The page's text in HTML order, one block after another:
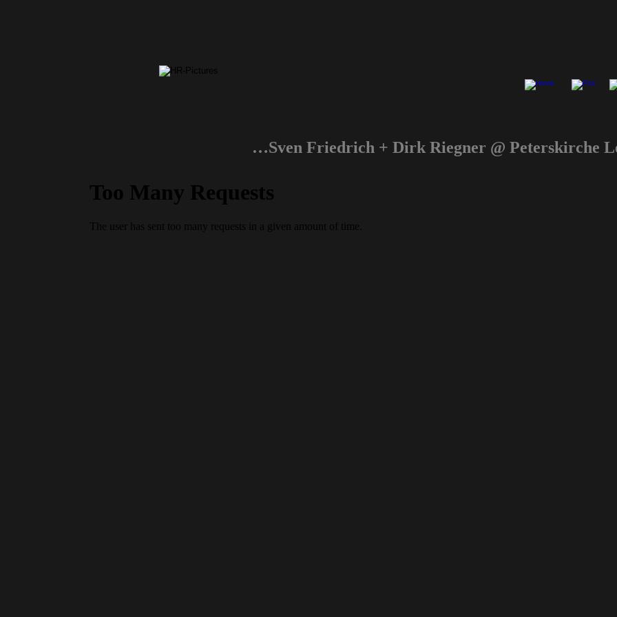
…Sven Friedrich + Dirk Riegner @ Peterskirche